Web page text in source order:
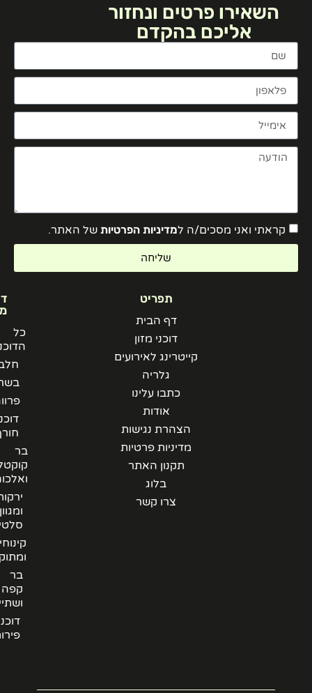
השאירו פרטים ונחזור
אליכם בהקדם
קראתי ואני מסכים/ה למדיניות הפרטיותשל האתר.
שליחה
תפריט
דף הבית
דוכני מזון
קייטרינג לאירועים
גלריה
כתבו עלינו
אודות
הצהרת נגישות
מדיניות פרטיות
תקנון האתר
בלוג
צרו קשר
דוכני
מזון
הדוכנים
חלבי
בשרי
פרווה
דוכני
חורף
קוקטלים
ואלכוהל
ירקות
ומגוון
סלטים
קינוחים
ומתוקים
קפה
ושתייה
דוכני
פירות